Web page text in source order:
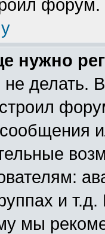
форум.
нужно
делать.
и
мы